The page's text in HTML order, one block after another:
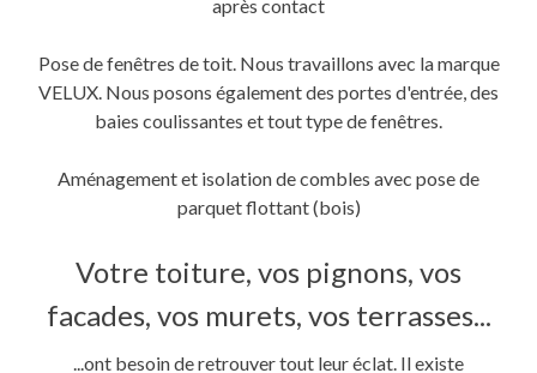
après contact
Pose de fenêtres de toit. Nous travaillons avec la marque
VELUX. Nous posons également des portes d'entrée, des
baies coulissantes et tout type de fenêtres.
Aménagement et isolation de combles avec pose de
parquet flottant (bois)
Votre toiture, vos pignons, vos
facades, vos murets, vos terrasses...
...ont besoin de retrouver tout leur éclat. Il existe